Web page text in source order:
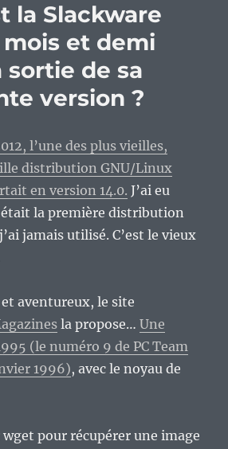
la Slackware
mois et demi
sortie de sa
version ?
l’une des plus vieilles,
distribution GNU/Linux
en version 14.0. J’ai eu
était la première distribution
jamais utilisé. C’est le vieux
aventureux, le site
la propose…Une
(le numéro 9 de PC Team
1996), avec le noyau de
pour récupérer une image